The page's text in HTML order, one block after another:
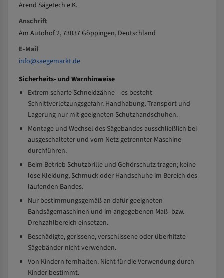
Arend Sägetech e.K.
Anschrift
Am Autohof 2, 73037 Göppingen, Deutschland
E-Mail
info@saegemarkt.de
Sicherheits- und Warnhinweise
Extrem scharfe Schneidzähne – es besteht
Schnittverletzungsgefahr. Handhabung, Transport und
Lagerung nur mit geeigneten Schutzhandschuhen.
Montage und Wechsel des Sägebandes ausschließlich bei
ausgeschalteter und vom Netz getrennter Maschine
durchführen.
Beim Betrieb Schutzbrille und Gehörschutz tragen; keine
lose Kleidung, Schmuck oder Handschuhe im Bereich des
laufenden Bandes.
Nur bestimmungsgemäß an dafür geeigneten
Bandsägemaschinen und im angegebenen Maß- bzw.
Drehzahlbereich einsetzen.
Beschädigte, gerissene, verschlissene oder überhitzte
Sägebänder nicht verwenden.
Von Kindern fernhalten. Nicht für die Verwendung durch
Kinder bestimmt.